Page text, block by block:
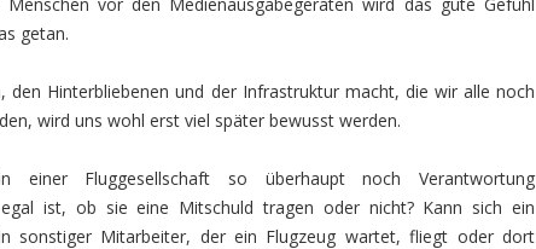
getan.
den Hinterbliebenen und der Infrastruktur macht, die wir alle noch
wird uns wohl erst viel später bewusst werden.
einer Fluggesellschaft so überhaupt noch Verantwortung
ist, ob sie eine Mitschuld tragen oder nicht? Kann sich ein
sonstiger Mitarbeiter, der ein Flugzeug wartet, fliegt oder dort